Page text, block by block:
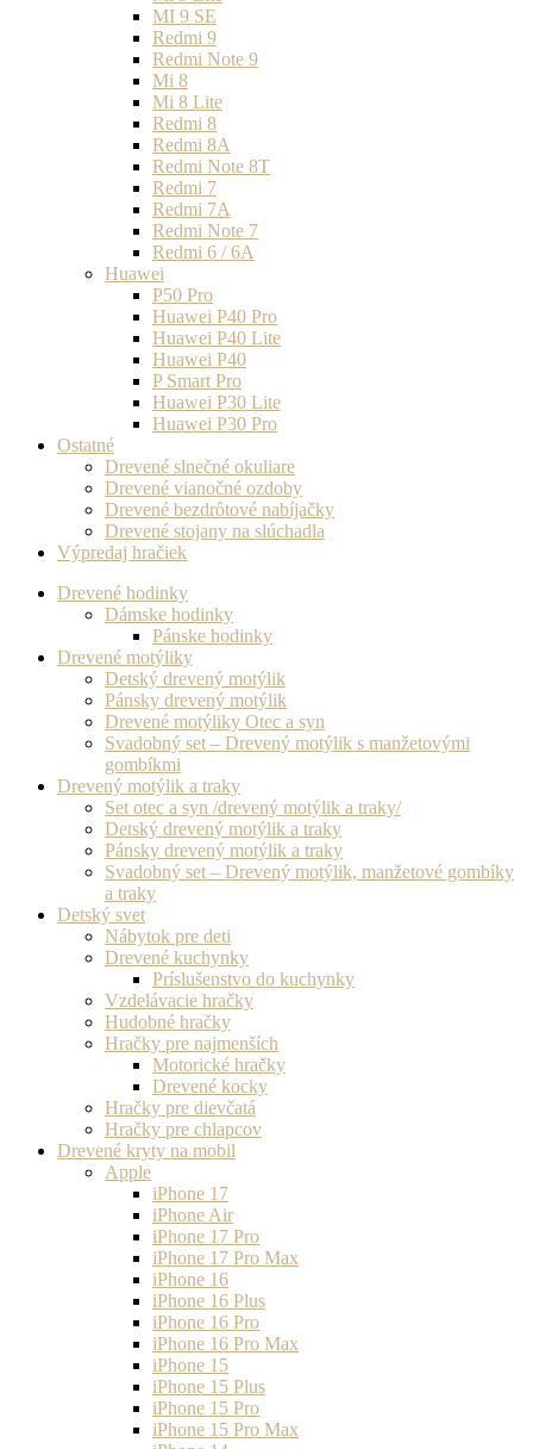
MI 9 SE
Redmi 9
Redmi Note 9
Mi 8
Mi 8 Lite
Redmi 8
Redmi 8A
Redmi Note 8T
Redmi 7
Redmi 7A
Redmi Note 7
Redmi 6 / 6A
Huawei
P50 Pro
Huawei P40 Pro
Huawei P40 Lite
Huawei P40
P Smart Pro
Huawei P30 Lite
Huawei P30 Pro
Ostatné
Drevené slnečné okuliare
Drevené vianočné ozdoby
Drevené bezdrôtové nabíjačky
Drevené stojany na slúchadla
Výpredaj hračiek
Drevené hodinky
Dámske hodinky
Pánske hodinky
Drevené motýliky
Detský drevený motýlik
Pánsky drevený motýlik
Drevené motýliky Otec a syn
Svadobný set – Drevený motýlik s manžetovými
gombíkmi
Drevený motýlik a traky
Set otec a syn /drevený motýlik a traky/
Detský drevený motýlik a traky
Pánsky drevený motýlik a traky
Svadobný set – Drevený motýlik, manžetové gombíky
a traky
Detský svet
Nábytok pre deti
Drevené kuchynky
Príslušenstvo do kuchynky
Vzdelávacie hračky
Hudobné hračky
Hračky pre najmenších
Motorické hračky
Drevené kocky
Hračky pre dievčatá
Hračky pre chlapcov
Drevené kryty na mobil
Apple
iPhone 17
iPhone Air
iPhone 17 Pro
iPhone 17 Pro Max
iPhone 16
iPhone 16 Plus
iPhone 16 Pro
iPhone 16 Pro Max
iPhone 15
iPhone 15 Plus
iPhone 15 Pro
iPhone 15 Pro Max